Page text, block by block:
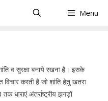
Menu
व सुरक्षा बनाये रखना है। इसके
विचार करती है जो शांति हेतु खतरा
धाराएं अंतर्राष्ट्रीय झगड़ों